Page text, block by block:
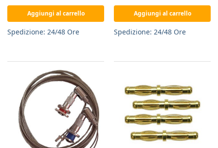
Aggiungi al carrello
Spedizione: 24/48 Ore
Aggiungi al carrello
Spedizione: 24/48 Ore